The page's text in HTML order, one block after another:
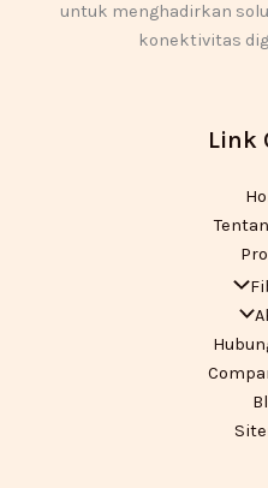
untuk menghadirkan
konektivitas
Link